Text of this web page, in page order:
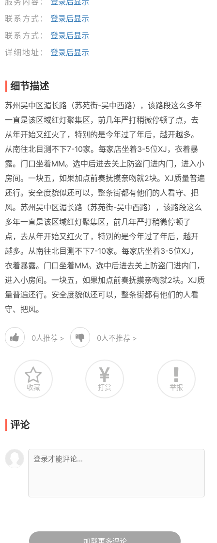
联系方式：
登录后显示
联系方式：
登录后显示
详细地址：
登录后显示
细节描述
苏州吴中区湄长路（苏苑街-吴中西路），该路段这么多年
一直是该区域红灯聚集区，前几年严打稍微停顿了点，去
从年开始又红火了，特别的是今年过了年后，越开越多。
从南往北目测不下7-10家。每家店坐着3-5位XJ，衣着暴
露。门口坐着MM。选中后进去关上防盗门进内门，进入小
房间。一块五，如果加点前奏抚摸亲吻就2块。XJ质量普遍
还行。安全度貌似还可以，整条街都有他们的人看守、把
风。苏州吴中区湄长路（苏苑街-吴中西路），该路段这么
多年一直是该区域红灯聚集区，前几年严打稍微停顿了
点，去从年开始又红火了，特别的是今年过了年后，越开
越多。从南往北目测不下7-10家。每家店坐着3-5位XJ，
衣着暴露。门口坐着MM。选中后进去关上防盗门进内门，
进入小房间。一块五，如果加点前奏抚摸亲吻就2块。XJ质
量普遍还行。安全度貌似还可以，整条街都有他们的人看
守、把风。
0人推荐 > 0人不推荐 >
收藏 打赏 举报
评论